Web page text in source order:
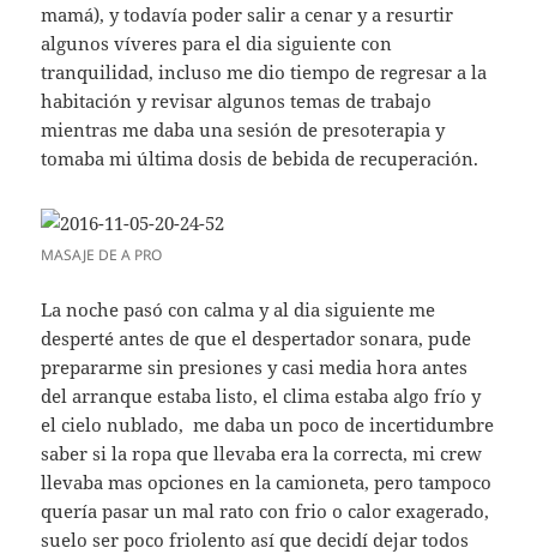
mamá), y todavía poder salir a cenar y a resurtir
algunos víveres para el dia siguiente con
tranquilidad, incluso me dio tiempo de regresar a la
habitación y revisar algunos temas de trabajo
mientras me daba una sesión de presoterapia y
tomaba mi última dosis de bebida de recuperación.
MASAJE DE A PRO
La noche pasó con calma y al dia siguiente me
desperté antes de que el despertador sonara, pude
prepararme sin presiones y casi media hora antes
del arranque estaba listo, el clima estaba algo frío y
el cielo nublado, me daba un poco de incertidumbre
saber si la ropa que llevaba era la correcta, mi crew
llevaba mas opciones en la camioneta, pero tampoco
quería pasar un mal rato con frio o calor exagerado,
suelo ser poco friolento así que decidí dejar todos